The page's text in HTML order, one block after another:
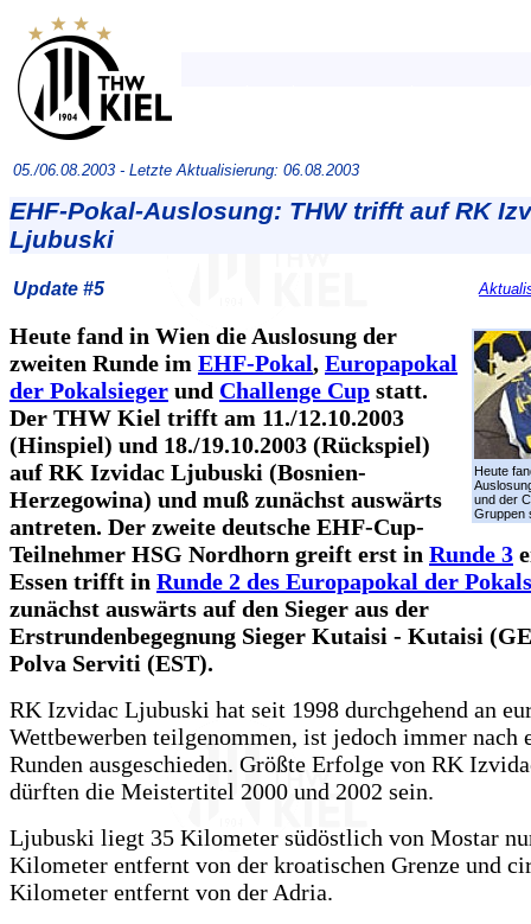
05./06.08.2003 - Letzte Aktualisierung: 06.08.2003
EHF-Pokal-Auslosung: THW trifft auf RK
Ljubuski
Update #5
Heute
und der
Gruppen
Heute fand in Wien die Auslosung der
zweiten Runde im EHF-Pokal, Europapokal
der Pokalsieger und Challenge Cup statt.
Der THW Kiel trifft am 11./12.10.2003
(Hinspiel) und 18./19.10.2003 (Rückspiel)
auf RK Izvidac Ljubuski (Bosnien-
Herzegowina) und muß zunächst auswärts
antreten. Der zweite deutsche EHF-Cup-
Teilnehmer HSG Nordhorn greift erst in Runde 3
Essen trifft in Runde 2 des Europapokal der
zunächst auswärts auf den Sieger aus der
Erstrundenbegegnung Sieger Kutaisi - Kutaisi
Polva Serviti (EST).
RK Izvidac Ljubuski hat seit 1998 durchgehend an
Wettbewerben teilgenommen, ist jedoch immer nach
Runden ausgeschieden. Größte Erfolge von RK
dürften die Meistertitel 2000 und 2002 sein.
Ljubuski liegt 35 Kilometer südöstlich von Mostar
Kilometer entfernt von der kroatischen Grenze und
Kilometer entfernt von der Adria.